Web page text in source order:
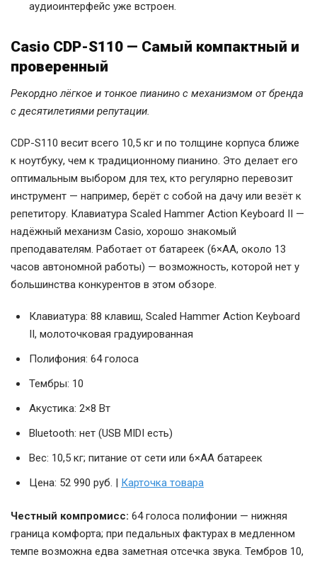
аудиоинтерфейс уже встроен.
Casio CDP-S110 — Самый компактный и
проверенный
Рекордно лёгкое и тонкое пианино с механизмом от бренда
с десятилетиями репутации.
CDP-S110 весит всего 10,5 кг и по толщине корпуса ближе
к ноутбуку, чем к традиционному пианино. Это делает его
оптимальным выбором для тех, кто регулярно перевозит
инструмент — например, берёт с собой на дачу или везёт к
репетитору. Клавиатура Scaled Hammer Action Keyboard II —
надёжный механизм Casio, хорошо знакомый
преподавателям. Работает от батареек (6×AA, около 13
часов автономной работы) — возможность, которой нет у
большинства конкурентов в этом обзоре.
Клавиатура: 88 клавиш, Scaled Hammer Action Keyboard
II, молоточковая градуированная
Полифония: 64 голоса
Тембры: 10
Акустика: 2×8 Вт
Bluetooth: нет (USB MIDI есть)
Вес: 10,5 кг; питание от сети или 6×AA батареек
Цена: 52 990 руб. | Карточка товара
Честный компромисс: 64 голоса полифонии — нижняя
граница комфорта; при педальных фактурах в медленном
темпе возможна едва заметная отсечка звука. Тембров 10,